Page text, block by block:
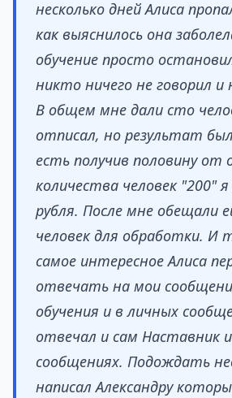
несколько дней Алиса
как выяснилось она
обучение просто
никто ничего не говорил и
В общем мне дали сто
отписал, но результат
есть получив половину от
количества человек "200"
рубля. После мне обещали
человек для обработки. И
самое интересное Алиса
отвечать на мои
обучения и в личных
отвечал и сам Наставник
сообщениях. Подождать
написал Александру